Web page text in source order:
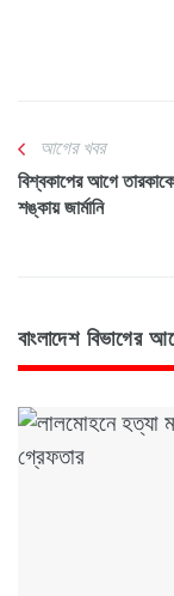
আগের খবর
বিশ্বকাপের আগে
শঙ্কায় জার্মানি
বাংলাদেশ বিভাগের